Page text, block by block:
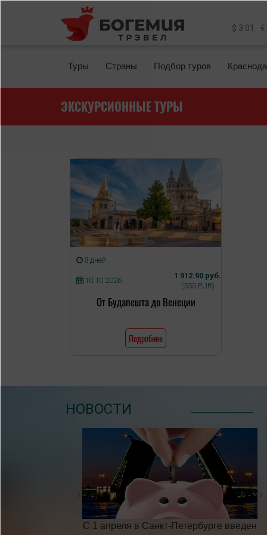
Перейти к основному содержанию
$ 3.01 €
Туры Страны Подбор туров
ЭКСКУРСИОННЫЕ ТУРЫ
8 дней
10.10.2026
1 912.90 руб.
(550 EUR)
От Будапешта до Венеции
Подробнее
НОВОСТИ
С 1 апреля в Санкт-Петербурге введен